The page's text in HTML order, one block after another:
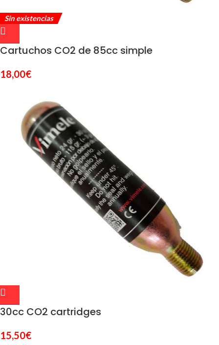
Sin existencias
Cartuchos CO2 de 85cc simple
18,00€
30cc CO2 cartridges
15,50€